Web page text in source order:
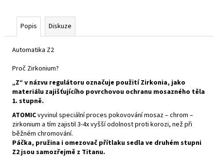
Popis Diskuze
Automatika Z2
Proč Zirkonium?
„Z“ v názvu regulátoru označuje použití Zirkonia, jako
materiálu zajišťujícího povrchovou ochranu mosazného těla
1. stupně.
ATOMICvyvinul speciální proces pokovování mosaz – chrom –
zirkonium a tím zajistil 3-4x vyšší odolnost proti korozi, než při
běžném chromování.
Páčka, pružina i omezovač přítlaku sedla ve druhém stupni
Z2 jsou samozřejmě z Titanu.